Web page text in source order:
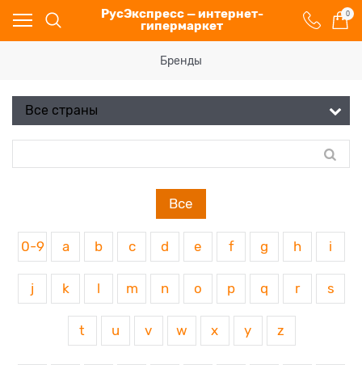
РусЭкспресс — интернет-
гипермаркет
0
Бренды
Все
0-9 a b c d e f g h i
j k m n o p q r s
t u v w x y z